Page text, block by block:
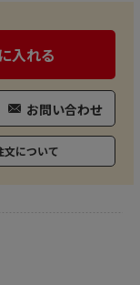
入れる
お問い合わせ
文について